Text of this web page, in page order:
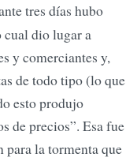
tres días hubo
cual dio lugar a
y comerciantes y,
de todo tipo (lo que
esto produjo
de precios”. Esa fue
para la tormenta que